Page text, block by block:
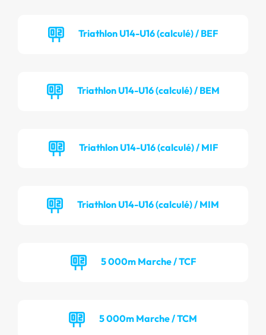
Triathlon U14-U16 (calculé) / BEF
Triathlon U14-U16 (calculé) / BEM
Triathlon U14-U16 (calculé) / MIF
Triathlon U14-U16 (calculé) / MIM
5 000m Marche / TCF
5 000m Marche / TCM